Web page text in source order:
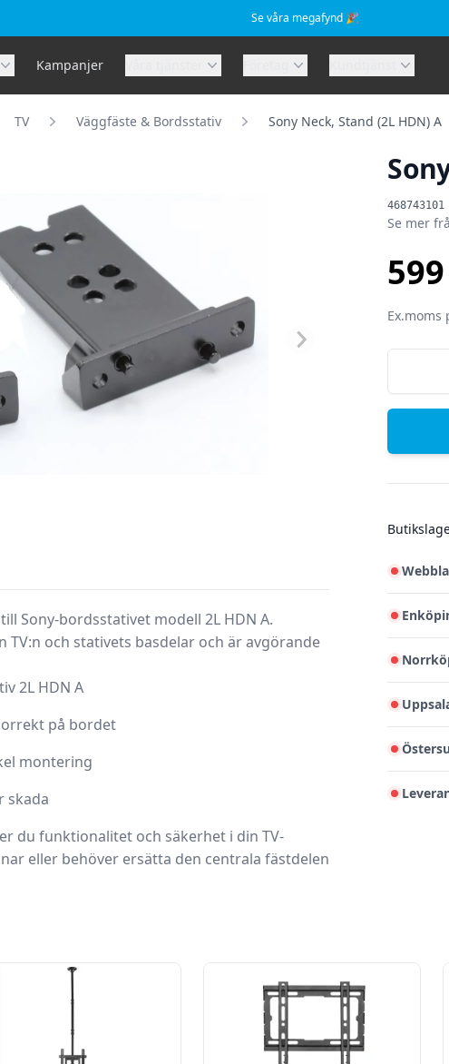
Se våra megafynd 🎉
Kampanjer
TV Väggfäste & Bordsstativ Sony Neck, Stand (2L HDN) A
468743101
Se mer
Ex.moms
Sony-bordsstativet modell 2L HDN A.
och stativets basdelar och är avgörande
2L HDN A
på bordet
montering
skada
du funktionalitet och säkerhet i din TV-
eller behöver ersätta den centrala fästdelen